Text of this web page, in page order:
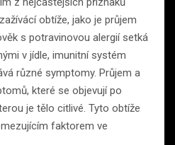
obtíže, jako je průjem
s potravinovou alergií setká
v jídle, imunitní systém
různé symptomy. Průjem a
které se objevují po
je tělo citlivé. Tyto obtíže
faktorem ve